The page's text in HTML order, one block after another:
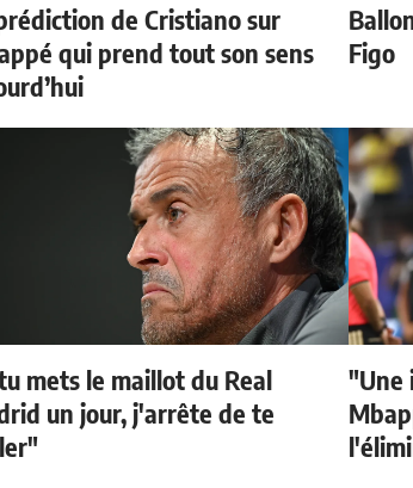
de Cristiano sur
qui prend tout son sens
Figo
mets le maillot du Real
un jour, j'arrête de te
"Une